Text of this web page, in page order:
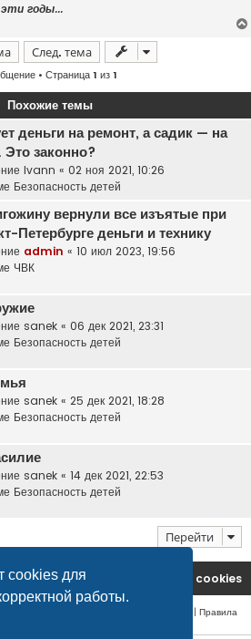
cookies для
работы.
годы...
След. тема
• Страница1 из1
Похожие темы
деньги на ремонт, а садик — на
законно?
Ivann « 02 ноя 2021, 10:26
Безопасность детей
вернули все изъятые при
Петербурге деньги и технику
admin « 10 июл 2023, 19:56
ЧВК
sanek « 06 дек 2021, 23:31
Безопасность детей
sanek « 25 дек 2021, 18:28
Безопасность детей
sanek « 14 дек 2021, 22:53
Безопасность детей
Перейти
Удалить cookies
| Правила